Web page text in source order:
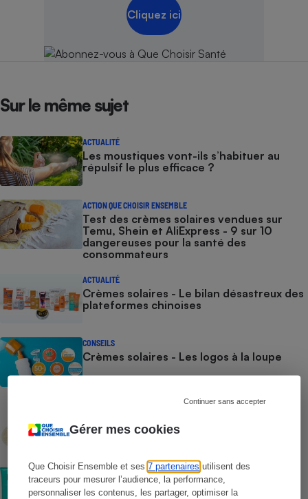
Gérer mes cookies
Que Choisir Ensemble et ses7 partenaires utilisent des
traceurs pour mesurer l’audience, la performance,
personnaliser les contenus, les partager, optimiser la
Continuer sans accepter
Cliquez ici
Sur le même sujet
ACTUALITÉ
Les moustiques vont-ils s’habituer au
répulsif le plus efficace ?
ACTION QUE CHOISIR ENSEMBLE
Test des crèmes solaires vendues sur
Temu, Shein et AliExpress - 9 sur 10
dangereuses pour la santé des
consommateurs
ACTUALITÉ
Crèmes solaires - Le bilan désastreux des
plateformes chinoises
CONSEILS
Crèmes solaires - Les logos à la loupe
COMMENT NOUS TESTONS
Crèmes solaires visage - Le protocole